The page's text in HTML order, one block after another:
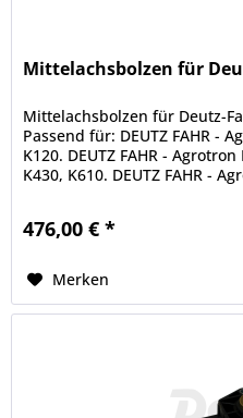
Mittelachsbolzen für
Mittelachsbolzen für Deutz-
Passend für: DEUTZ FAHR -
K120. DEUTZ FAHR - Agrotron
K430, K610. DEUTZ FAHR -
476,00 € *
Merken